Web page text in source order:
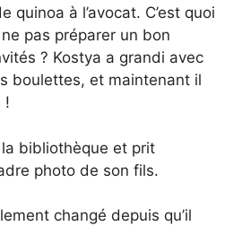
quinoa à l’avocat. C’est quoi
pas préparer un bon
? Kostya a grandi avec
boulettes, et maintenant il
!
la bibliothèque et prit
photo de son fils.
changé depuis qu’il